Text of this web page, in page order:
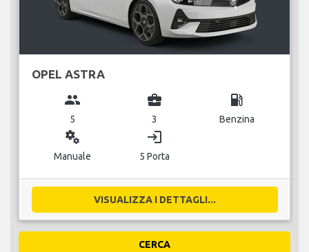
OPEL ASTRA
group
5
business_center
3
local_gas_station
Benzina
miscellaneous_services
Manuale
login
5 Porta
VISUALIZZA I DETTAGLI...
CERCA